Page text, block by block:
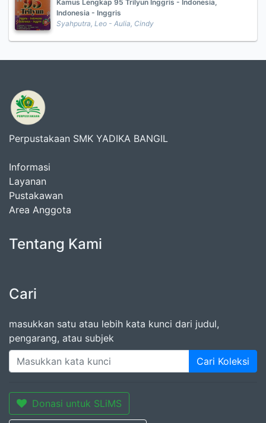
Kamus Lengkap 95 Trilyun Inggris - Indonesia,
Indonesia - Inggris
Syahputra, Leo - Aulia, Cindy
Perpustakaan SMK YADIKA BANGIL
Informasi
Layanan
Pustakawan
Area Anggota
Tentang Kami
Cari
masukkan satu atau lebih kata kunci dari judul,
pengarang, atau subjek
Cari Koleksi
Donasi untuk SLiMS